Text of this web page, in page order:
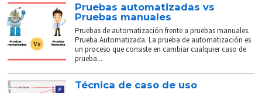
Pruebas automatizadas vs
Pruebas manuales
Pruebas de automatización frente a pruebas manuales.
Prueba Automatizada. La prueba de automatización es
un proceso que consiste en cambiar cualquier caso de
prueba...
Técnica de caso de uso